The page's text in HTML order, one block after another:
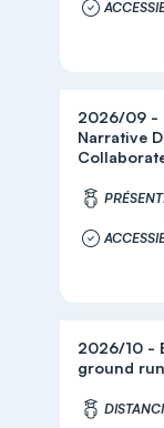
2026/09 -
Narrative
2026/10 -
ground